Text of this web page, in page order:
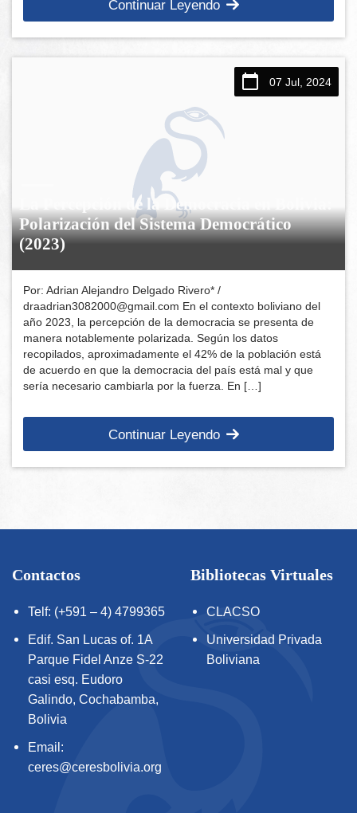
Continuar Leyendo
07 Jul, 2024
La Percepción de la Democracia en Bolivia:
Polarización del Sistema Democrático
(2023)
Por: Adrian Alejandro Delgado Rivero* /
draadrian3082000@gmail.com En el contexto boliviano del
año 2023, la percepción de la democracia se presenta de
manera notablemente polarizada. Según los datos
recopilados, aproximadamente el 42% de la población está
de acuerdo en que la democracia del país está mal y que
sería necesario cambiarla por la fuerza. En […]
Continuar Leyendo
Contactos
Telf: (+591 – 4) 4799365
Edif. San Lucas of. 1A
Parque Fidel Anze S-22
casi esq. Eudoro
Galindo, Cochabamba,
Bolivia
Email:
ceres@ceresbolivia.org
Bibliotecas Virtuales
CLACSO
Universidad Privada
Boliviana